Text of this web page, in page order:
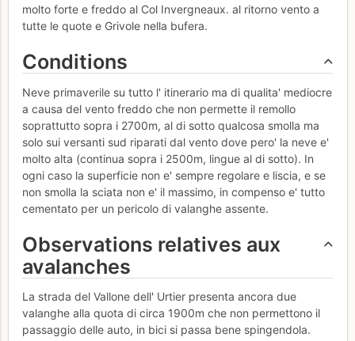
molto forte e freddo al Col Invergneaux. al ritorno vento a
tutte le quote e Grivole nella bufera.
Conditions
Neve primaverile su tutto l' itinerario ma di qualita' mediocre
a causa del vento freddo che non permette il remollo
soprattutto sopra i 2700m, al di sotto qualcosa smolla ma
solo sui versanti sud riparati dal vento dove pero' la neve e'
molto alta (continua sopra i 2500m, lingue al di sotto). In
ogni caso la superficie non e' sempre regolare e liscia, e se
non smolla la sciata non e' il massimo, in compenso e' tutto
cementato per un pericolo di valanghe assente.
Observations relatives aux
avalanches
La strada del Vallone dell' Urtier presenta ancora due
valanghe alla quota di circa 1900m che non permettono il
passaggio delle auto, in bici si passa bene spingendola.